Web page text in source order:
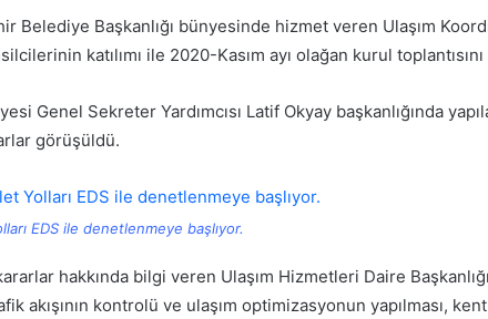
Belediye Başkanlığı bünyesinde hizmet veren Ulaşım
katılımı ile 2020-Kasım ayı olağan kurul
Genel Sekreter Yardımcısı Latif Okyay başkanlığında
görüşüldü.
EDS ile denetlenmeye başlıyor.
hakkında bilgi veren Ulaşım Hizmetleri Daire
akışının kontrolü ve ulaşım optimizasyonun yapılması,